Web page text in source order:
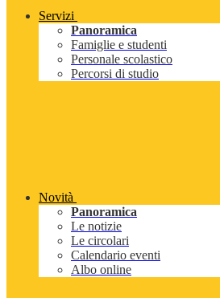
Servizi
Panoramica
Famiglie e studenti
Personale scolastico
Percorsi di studio
Novità
Panoramica
Le notizie
Le circolari
Calendario eventi
Albo online